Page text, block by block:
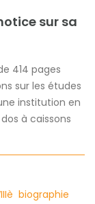
sur sa
414 pages
sur les études
institution en
à caissons
biographie